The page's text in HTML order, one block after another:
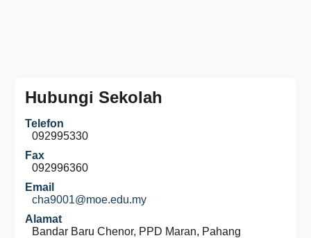
Hubungi Sekolah
Telefon
092995330
Fax
092996360
Email
cha9001@moe.edu.my
Alamat
Bandar Baru Chenor, PPD Maran, Pahang